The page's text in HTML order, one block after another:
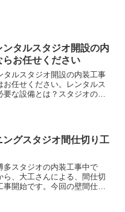
ンタルスタジオ開設の内
らお任せください
タルスタジオ開設の内装工事
お任せください。レンタルス
要な設備とは？スタジオの内
特化したスタジ...
ングスタジオ間仕切り工
多スタジオの内装工事中で
ら、大工さんによる、間仕切
事開始です。今回の壁間仕切